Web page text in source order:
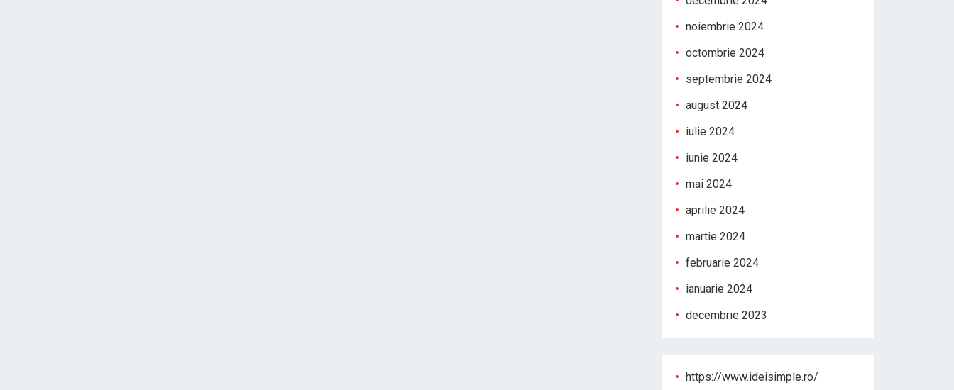
noiembrie 2024
octombrie 2024
septembrie 2024
august 2024
iulie 2024
iunie 2024
mai 2024
aprilie 2024
martie 2024
februarie 2024
ianuarie 2024
decembrie 2023
https://www.ideisimple.ro/